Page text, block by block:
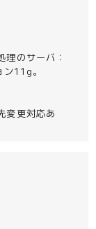
理のサーバ：
11g。
変更対応あ